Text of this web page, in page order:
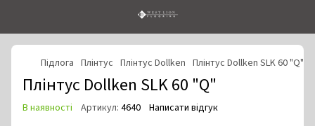
Підлога Плінтус Плінтус Dollken Плінтус Dollken SLK 60 "Q"
Плінтус Dollken SLK 60 "Q"
В наявності Артикул: 4640 Написати відгук